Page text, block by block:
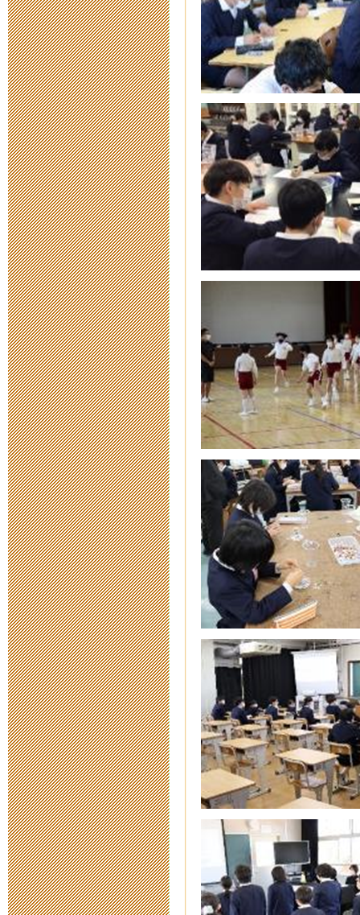
はぐくみ新聞
2016年3月 8日
親子DAYキャ
2016年1月14日
はぐくみ新聞
2015年12月15日
あんしんねっ
ふるさと三重
2015年12月 4日
三重工場内調
2015年10月14日
三重とこわ
ついて
2015年9月 8日
地球と三重の
2015年9月 7日
理数体験フェ
2015年9月 7日
わくわく！！
2015年9月 7日
小倉百人一首
2015年9月 4日